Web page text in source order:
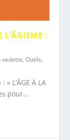
L’ÂGISME :
vedette,Outils,
« L’ÂGE À LA
pour...